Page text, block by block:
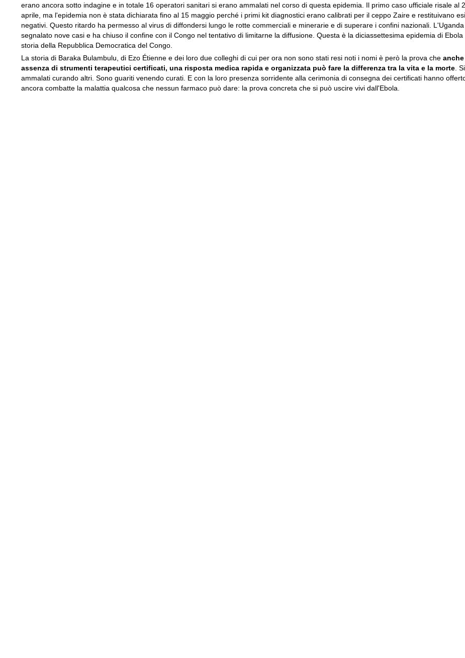
erano ancora sotto indagine e in totale 16 operatori sanitari si erano ammalati nel corso di questa epidemia. Il primo caso ufficiale risale al
aprile, ma l'epidemia non è stata dichiarata fino al 15 maggio perché i primi kit diagnostici erano calibrati per il ceppo Zaire e restituivano
negativi. Questo ritardo ha permesso al virus di diffondersi lungo le rotte commerciali e minerarie e di superare i confini nazionali. L'Uganda
segnalato nove casi e ha chiuso il confine con il Congo nel tentativo di limitarne la diffusione. Questa è la diciassettesima epidemia di Ebola
storia della Repubblica Democratica del Congo.
La storia di Baraka Bulambulu, di Ezo Étienne e dei loro due colleghi di cui per ora non sono stati resi noti i nomi è però la prova che
assenza di strumenti terapeutici certificati, una risposta medica rapida e organizzata può fare la differenza tra la vita e la morte .
ammalati curando altri. Sono guariti venendo curati. E con la loro presenza sorridente alla cerimonia di consegna dei certificati hanno
ancora combatte la malattia qualcosa che nessun farmaco può dare: la prova concreta che si può uscire vivi dall'Ebola.